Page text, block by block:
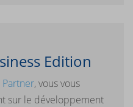
Edition
Partner, vous vous
sur le développement